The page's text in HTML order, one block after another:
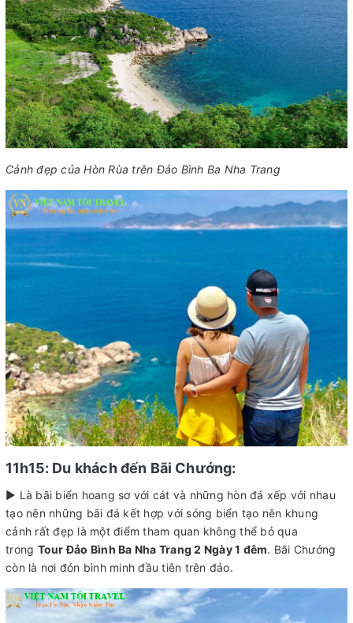
Cảnh đẹp của Hòn Rùa trên Đảo Bình Ba Nha Trang
11h15: Du khách đến Bãi Chướng:
► Là bãi biển hoang sơ với cát và những hòn đá xếp với nhau
tạo nên những bãi đá kết hợp với sóng biển tạo nên khung
cảnh rất đẹp là một điểm tham quan không thể bỏ qua
trong Tour Đảo Bình Ba Nha Trang 2 Ngày 1 đêm. Bãi Chướng
còn là nơi đón bình minh đầu tiên trên đảo.